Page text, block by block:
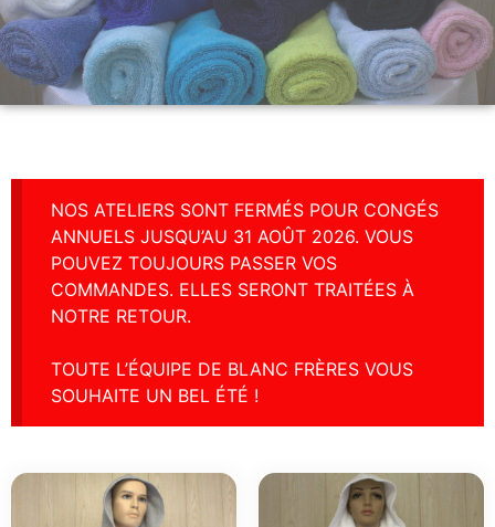
NOS ATELIERS SONT FERMÉS POUR CONGÉS
ANNUELS JUSQU’AU 31 AOÛT 2026. VOUS
POUVEZ TOUJOURS PASSER VOS
COMMANDES. ELLES SERONT TRAITÉES À
NOTRE RETOUR.
TOUTE L’ÉQUIPE DE BLANC FRÈRES VOUS
SOUHAITE UN BEL ÉTÉ !